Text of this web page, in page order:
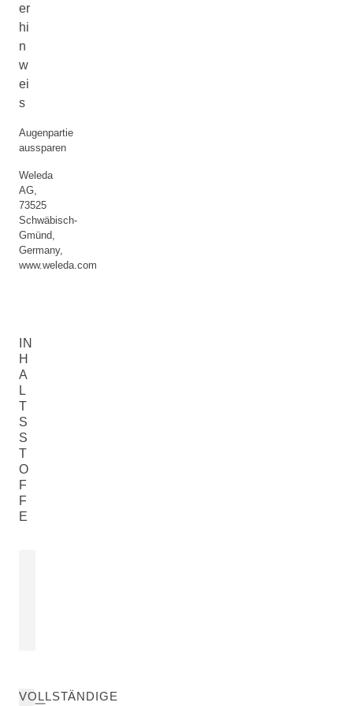
er
hi
n
w
ei
s
Augenpartie
aussparen
Weleda
AG,
73525
Schwäbisch-
Gmünd,
Germany,
www.weleda.com
IN
H
A
L
T
S
S
T
O
F
F
E
VOLLSTÄNDIGE